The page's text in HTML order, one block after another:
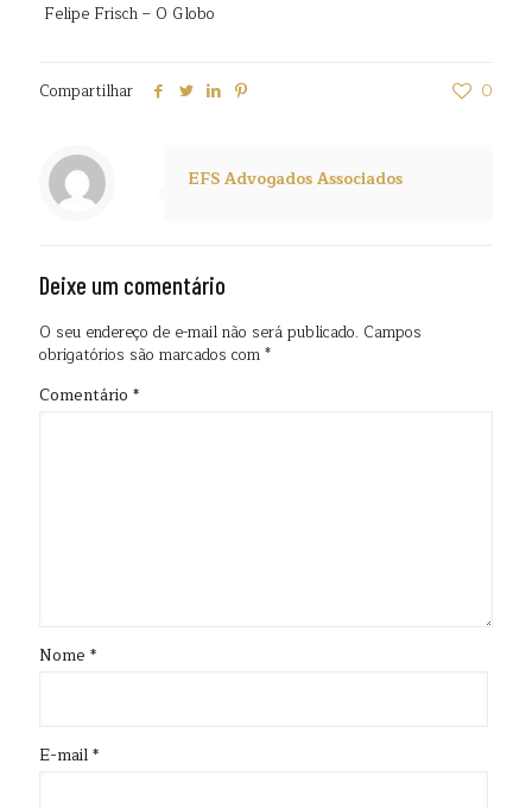
Felipe Frisch – O Globo
Compartilhar 0
EFS Advogados Associados
Deixe um comentário
O seu endereço de e-mail não será publicado. Campos
obrigatórios são marcados com*
Comentário *
Nome *
E-mail*